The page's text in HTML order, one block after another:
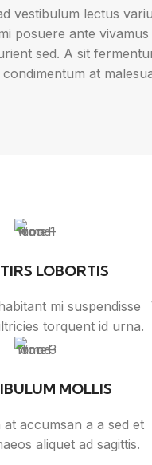
vestibulum lectus
posuere ante vivamus
sed. A sit
at
LOBORTIS
mi suspendisse
torquent id urna.
MOLLIS
at accumsan a a sed et
aliquet ad sagittis.